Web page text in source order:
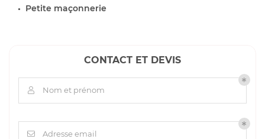
Petite maçonnerie
CONTACT ET DEVIS
 Nom et prénom
 Adresse email